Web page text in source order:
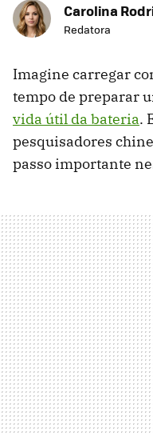
Carolina
Redatora
Imagine carregar
tempo de preparar
vida útil da bateria.
pesquisadores
passo importante